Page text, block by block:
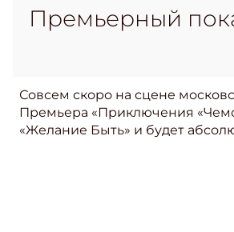
Премьерный
Совсем скоро на сцене
Премьера «Приключения
«Желание Быть» и будет